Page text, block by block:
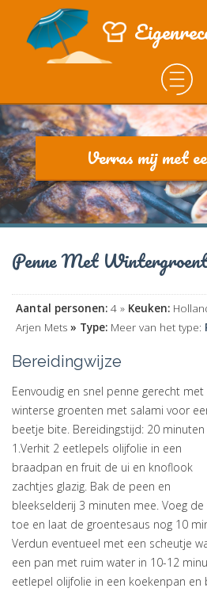
Verras mij met
Penne Met
Aantal personen: 4 » Keuken:
Arjen Mets » Type: Meer van het type:
Bereidingwijze
Eenvoudig en snel penne gerecht met
winterse groenten met salami voor
beetje bite. Bereidingstijd: 20 minuten
1.Verhit 2 eetlepels olijfolie in een
braadpan en fruit de ui en knoflook
zachtjes glazig. Bak de peen en
bleekselderij 3 minuten mee. Voeg
toe en laat de groentesaus nog 10
Verdun eventueel met een scheutje
een pan met ruim water in 10-12
eetlepel olijfolie in een koekenpan en